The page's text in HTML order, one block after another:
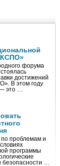
форума
достижений
В этом году
это …
проблемам и
программы
…